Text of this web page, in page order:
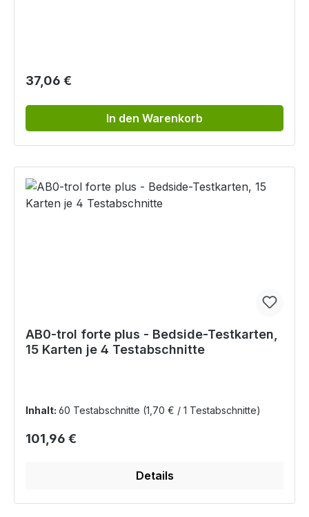
Regulärer Preis:
37,06 €
In den Warenkorb
AB0-trol forte plus - Bedside-Testkarten,
15 Karten je 4 Testabschnitte
Inhalt: 60 Testabschnitte (1,70 € / 1 Testabschnitte)
Regulärer Preis:
101,96 €
Details